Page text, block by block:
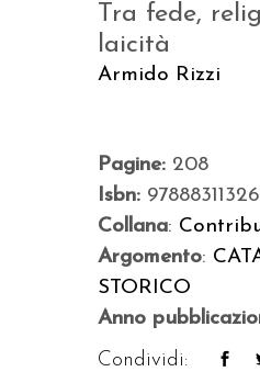
Tra fede,
laicità
Armido Rizzi
Pagine: 208
Isbn:
Collana:
Argomento:
STORICO
Anno
Condividi: